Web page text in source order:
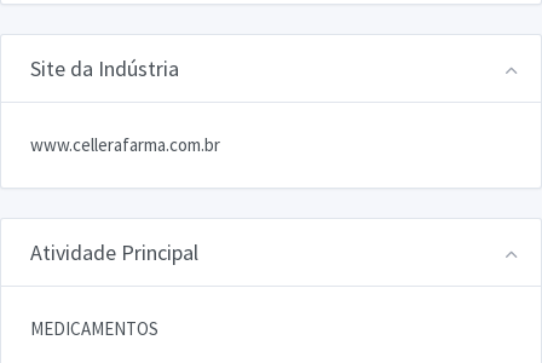
Site da Indústria
www.cellerafarma.com.br
Atividade Principal
MEDICAMENTOS